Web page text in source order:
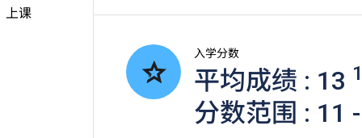
上课
入学分数
平均成绩 : 13 1
分数范围 : 11